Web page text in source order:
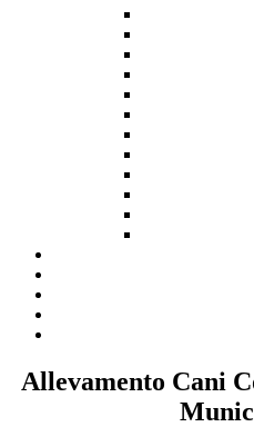
Allevamento Cani